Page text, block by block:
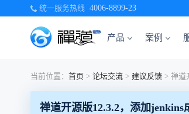
统一服务热线 4006-8899-23
产品 案例
当前位置： 首页 > 论坛交流 > 建议反馈 >
禅道开源版12.3.2，添加